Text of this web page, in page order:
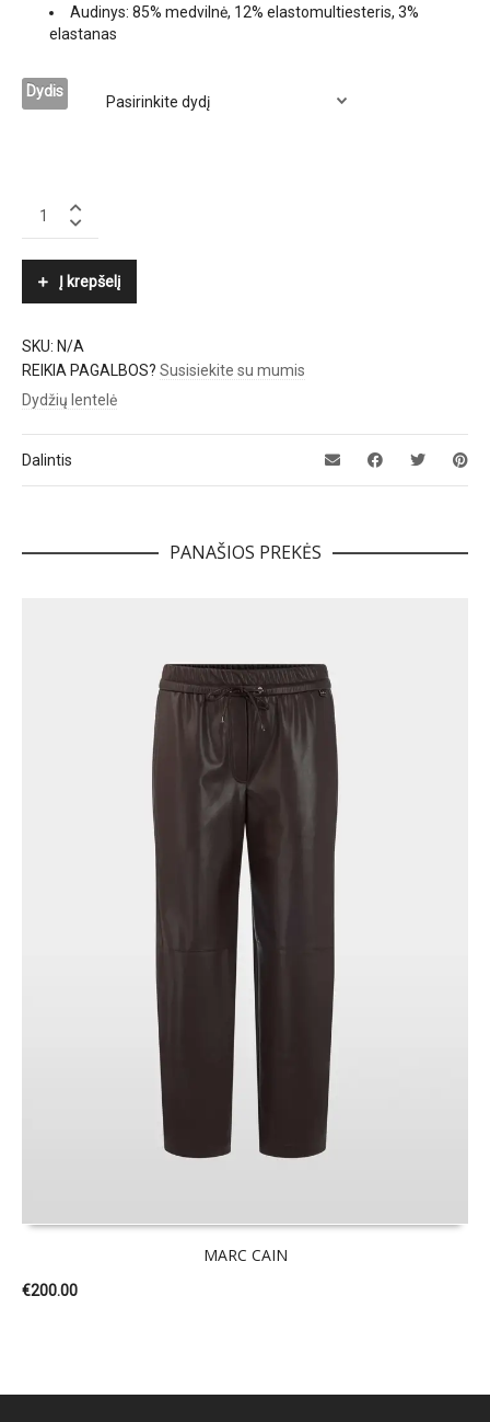
Audinys: 85% medvilnė, 12% elastomultiesteris, 3%
elastanas
Dydis
RALPH
Į krepšelį
SKU: N/A
REIKIA PAGALBOS? Susisiekite su mumis
Dydžių lentelė
Dalintis
PANAŠIOS PREKĖS
MARC CAIN
€200.00